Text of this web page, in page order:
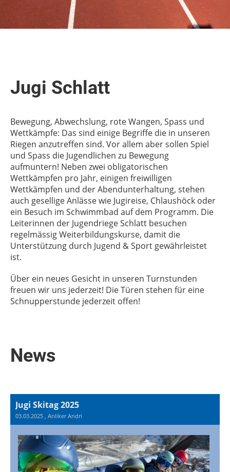
Jugi Schlatt
Bewegung, Abwechslung, rote Wangen, Spass und
Wettkämpfe: Das sind einige Begriffe die in unseren
Riegen anzutreffen sind. Vor allem aber sollen Spiel
und Spass die Jugendlichen zu Bewegung
aufmuntern! Neben zwei obligatorischen
Wettkämpfen pro Jahr, einigen freiwilligen
Wettkämpfen und der Abendunterhaltung, stehen
auch gesellige Anlässe wie Jugireise, Chlaushöck oder
ein Besuch im Schwimmbad auf dem Programm. Die
Leiterinnen der Jugendriege Schlatt besuchen
regelmässig Weiterbildungskurse, damit die
Unterstützung durch Jugend & Sport gewährleistet
ist.
Über ein neues Gesicht in unseren Turnstunden
freuen wir uns jederzeit! Die Türen stehen für eine
Schnupperstunde jederzeit offen!
News
Jugi Skitag 2025
03.03.2025 , Anliker Andri